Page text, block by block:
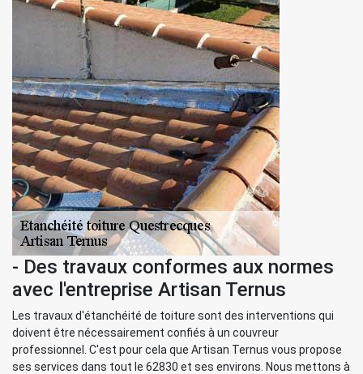
- Des travaux conformes aux normes
avec l'entreprise Artisan Ternus
Les travaux d'étanchéité de toiture sont des interventions qui
doivent être nécessairement confiés à un couvreur
professionnel. C'est pour cela que Artisan Ternus vous propose
ses services dans tout le 62830 et ses environs. Nous mettons à